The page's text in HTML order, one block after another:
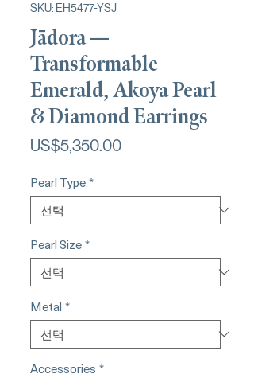
SKU: EH5477-YSJ
Jādora —
Transformable
Emerald, Akoya Pearl
& Diamond Earrings
US$5,350.00가
Pearl Type*
Pearl Size*
Metal *
Accessories *